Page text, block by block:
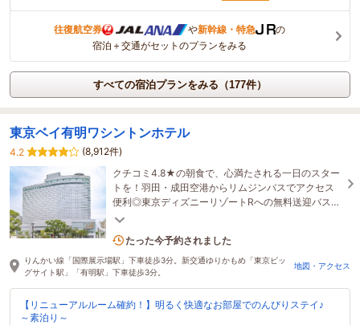
往復航空券 や新幹線・特急
の
宿泊＋交通がセットのプランをみる
すべての宿泊プランをみる（177件）
東京ベイ有明ワシントンホテル
4.2
(8,912件)
クチコミ4.8★の朝食で、心満たされる一日のスター
トを！羽田・成田空港からリムジンバスでアクセス
便利◎東京ディズニーリゾートRへの無料送迎バスあ
り♪ビッグサイトやお台場もスグ！
3名がこの宿を見ています
たった今予約されました
りんかい線「国際展示場駅」下車徒歩3分。新交通ゆりかもめ「東京ビッ
グサイト駅」「有明駅」下車徒歩3分。
地図・アクセス
【リニューアルルーム確約！】明るく快適なお部屋でのんびりステイ♪
～素泊り～